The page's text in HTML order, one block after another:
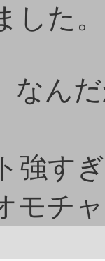
した。
んだ
強す
モチ